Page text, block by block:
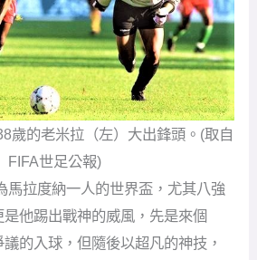
歲的老米拉（左）大出鋒頭。(取自
FIFA世足公報)
馬拉度納一人的世界盃，尤其八強
他踢出戰神的威風，先是來個
議的入球，但隨後以超凡的神技，